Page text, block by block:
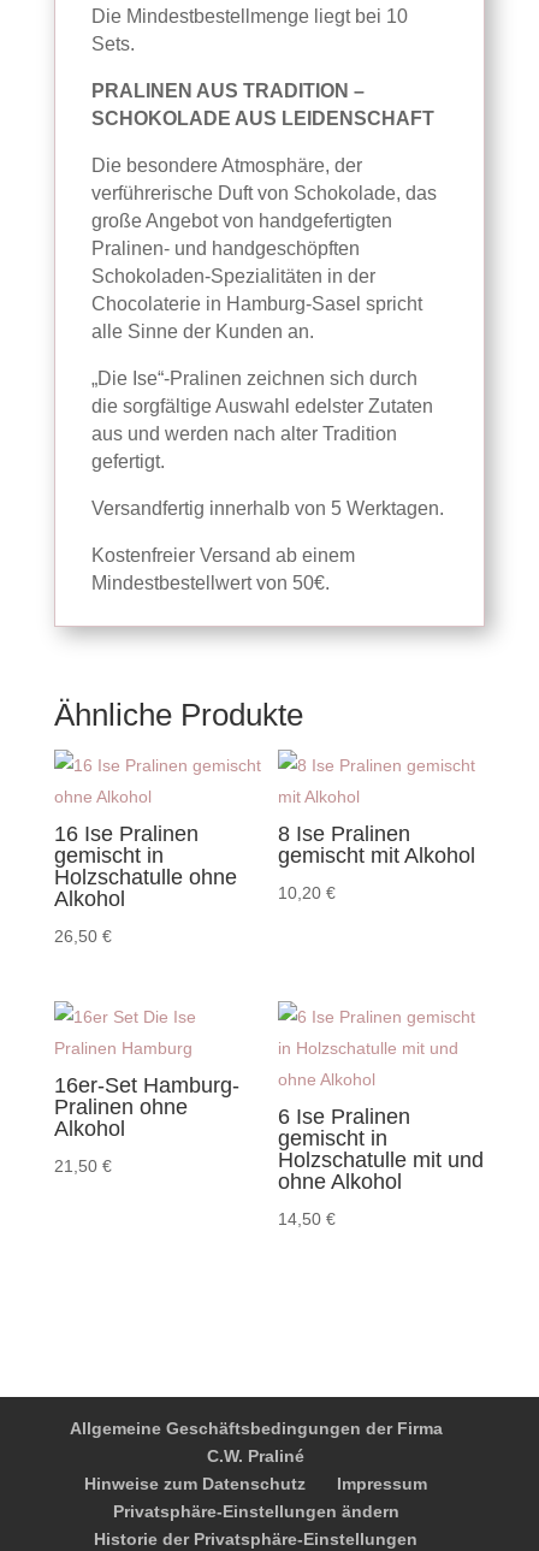
Die Mindestbestellmenge liegt bei 10
Sets.
PRALINEN AUS TRADITION –
SCHOKOLADE AUS LEIDENSCHAFT
Die besondere Atmosphäre, der
verführerische Duft von Schokolade, das
große Angebot von handgefertigten
Pralinen- und handgeschöpften
Schokoladen-Spezialitäten in der
Chocolaterie in Hamburg-Sasel spricht
alle Sinne der Kunden an.
„Die Ise“-Pralinen zeichnen sich durch
die sorgfältige Auswahl edelster Zutaten
aus und werden nach alter Tradition
gefertigt.
Versandfertig innerhalb von 5 Werktagen.
Kostenfreier Versand ab einem
Mindestbestellwert von 50€.
Ähnliche Produkte
16 Ise Pralinen
gemischt in
Holzschatulle ohne
Alkohol
26,50 €
8 Ise Pralinen
gemischt mit Alkohol
10,20€
16er-Set Hamburg-
Pralinen ohne
Alkohol
21,50 €
6 Ise Pralinen
gemischt in
Holzschatulle mit und
ohne Alkohol
14,50€
Allgemeine Geschäftsbedingungen der Firma
C.W. Praliné
Hinweise zum Datenschutz
Impressum
Privatsphäre-Einstellungen ändern
Historie der Privatsphäre-Einstellungen